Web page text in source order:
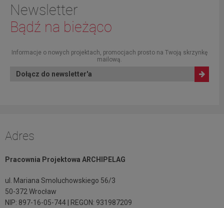
Newsletter
Bądź na bieżąco
Informacje o nowych projektach, promocjach prosto na Twoją skrzynkę
mailową.
Dołącz do newsletter'a
Adres
Pracownia Projektowa ARCHIPELAG
ul. Mariana Smoluchowskiego 56/3
50-372 Wrocław
NIP: 897-16-05-744 | REGON: 931987209